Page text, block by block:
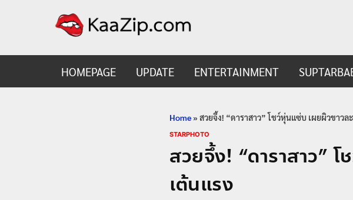
HOMEPAGE UPDATE ENTERTAINMENT
Home»สวยจึ้ง! “ดาราสาว” โชว์หุ่นแซ่บ เผยผิวขาวล
STARPHOTO
สวยจึ้ง! “ดาราสาว”
เต้นแรง